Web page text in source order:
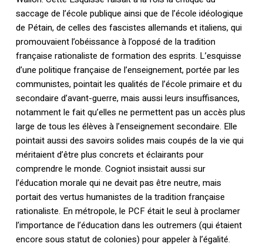
saccage de l’école publique ainsi que de l’école idéologique
de Pétain, de celles des fascistes allemands et italiens, qui
promouvaient l’obéissance à l’opposé de la tradition
française rationaliste de formation des esprits. L’esquisse
d’une politique française de l’enseignement, portée par les
communistes, pointait les qualités de l’école primaire et du
secondaire d’avant-guerre, mais aussi leurs insuffisances,
notamment le fait qu’elles ne permettent pas un accès plus
large de tous les élèves à l’enseignement secondaire. Elle
pointait aussi des savoirs solides mais coupés de la vie qui
méritaient d’être plus concrets et éclairants pour
comprendre le monde. Cogniot insistait aussi sur
l’éducation morale qui ne devait pas être neutre, mais
portait des vertus humanistes de la tradition française
rationaliste. En métropole, le PCF était le seul à proclamer
l’importance de l’éducation dans les outremers (qui étaient
encore sous statut de colonies) pour appeler à l’égalité.